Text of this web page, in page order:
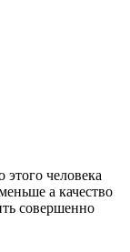
человека
а качество
совершенно